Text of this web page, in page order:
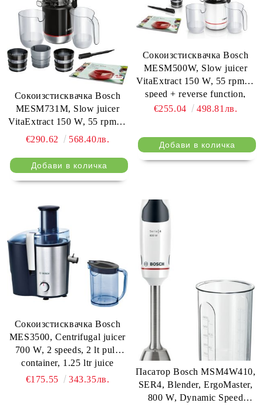
Сокоизстисквачка Bosch
MESM731M, Slow juicer
VitaExtract 150 W, 55 rpm, 1
speed + reverse function,
lever, juice container 1 l, pulp
container 1,3l, 3 filters (fine,
coarse and sorbet), black /
€290.62 568.40лв.
Сокоизстисквачка Bosch
MESM500W, Slow juicer
VitaExtract 150 W, 55 rpm, 1
speed + reverse function,
tritan screw, MixControl
coarse), white / black
€255.04 498.81лв.
Сокоизстисквачка Bosch
MES3500, Centrifugal juicer
700 W, 2 speeds, 2 lt pulp
container, 1.25 ltr juice
container & foam separator,
€175.55 343.35лв.
Пасатор Bosch MSM4W410,
SER4, Blender, ErgoMaster,
800 W, Dynamic Speed